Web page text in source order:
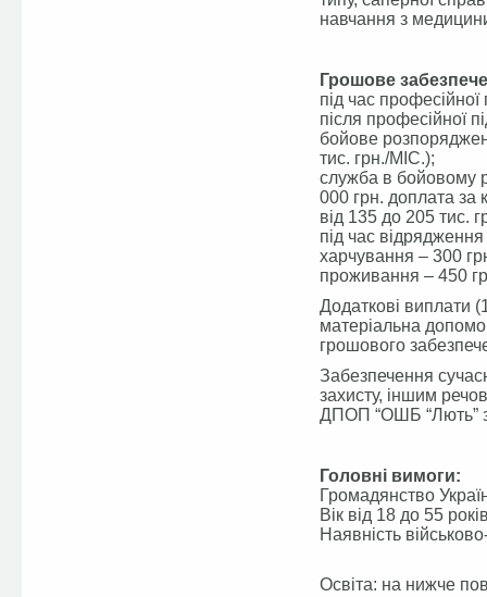
навчання з
Грошове
під час професійної
після професійної
бойове
тис. грн./МІС.);
служба в бойовому
000 грн. доплата за
від 135 до 205 тис.
під час
харчування – 300
проживання – 450
Додаткові виплати
матеріальна
грошового
Забезпечення
захисту, іншим
ДПОП “ОШБ “Лють”
Головні вимоги:
Громадянство
Вік від 18 до 55
Наявність
Освіта: на нижче